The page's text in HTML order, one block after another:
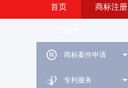
首页 商标注册
商标案件申请
专利服务